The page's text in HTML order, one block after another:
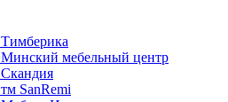
Тимберика
Минский мебельный центр
Скандия
тм SanRemi